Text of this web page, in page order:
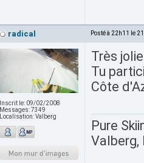
radical Posté à 22h11 le
Inscrit le: 09/02/2008
Messages:7349
Localisation:Valberg
Très
Tu
Côte
Pure
Valberg,